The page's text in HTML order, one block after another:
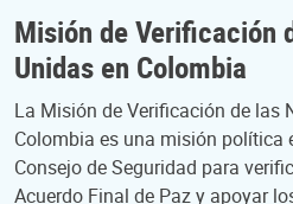
Misión de Verificación
Unidas en Colombia
La Misión de Verificación de las
Colombia es una misión política
Consejo de Seguridad para
Acuerdo Final de Paz y apoyar